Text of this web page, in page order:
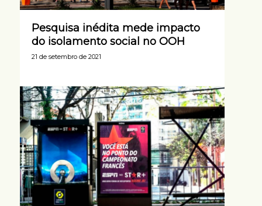
Pesquisa inédita mede impacto
do isolamento social no OOH
21 de setembro de 2021